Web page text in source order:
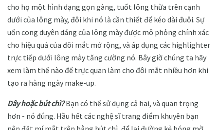
cho họ một hình dạng gọn gàng, tuốt lông thừa trên cạnh
dưới của lông mày, đôi khi nó là cần thiết để kéo dài đuôi. Sự
uốn cong duyên dáng của lông mày được mô phỏng chính xác
cho hiệu quả của đôi mắt mở rộng, và áp dụng các highlighter
trực tiếp dưới lông mày tăng cường nó. Bây giờ chúng ta hãy
xem làm thế nào để trực quan làm cho đôi mắt nhiều hơn khi
tạo ra hàng ngày make-up.
Dây hoặc bút chì?Bạn có thể sử dụng cả hai, và quan trọng
hơn - nó đúng. Hầu hết các nghệ sĩ trang điểm khuyên bạn